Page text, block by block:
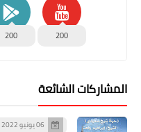
200
200
المشاركات الشائعة
06 يونيو 2022